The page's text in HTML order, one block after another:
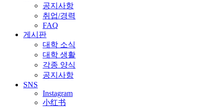
공지사항
취업/경력
FAQ
게시판
대학 소식
대학 생활
각종 양식
공지사항
SNS
Instagram
小红书